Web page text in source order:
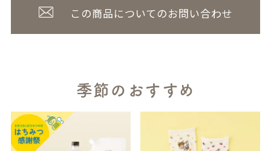
この商品についてのお問い合わせ
季節のおすすめ